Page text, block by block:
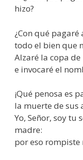
hizo?
¿Con qué pagaré
todo el bien que
Alzaré la copa
e invocaré el
¡Qué penosa es
la muerte de sus
Yo, Señor, soy
madre:
por eso rompiste